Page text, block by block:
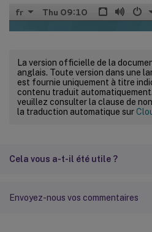
La version officielle de la
anglais. Toute version dans une
est fournie uniquement à titre
contenu traduit
veuillez consulter la clause de
la traduction automatique sur
Cela vous a-t-il été utile ?
Envoyez-nous vos commentaires